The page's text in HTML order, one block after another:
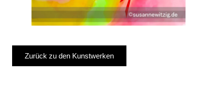
Zurück zu den Kunstwerken